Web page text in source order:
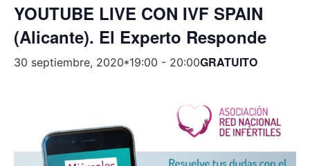
YOUTUBE LIVE CON IVF SPAIN
(Alicante). El Experto Responde
30 septiembre, 2020*19:00 - 20:00GRATUITO